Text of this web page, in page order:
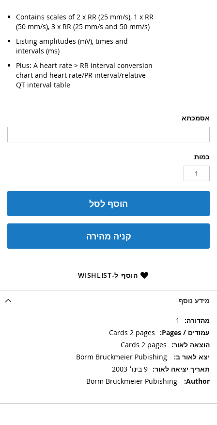
אסמכתא
כמות
הוסף לסל
קניה מהירה
הוסף ל-WISHLIST
Contains scales of 2 x RR (25 mm/s), 1 x RR
(50 mm/s), 3 x RR (25 mm/s and 50 mm/s)
Listing amplitudes (mV), times and
intervals (ms)
Plus: A heart rate > RR interval conversion
chart and heart rate/PR interval/relative
QT interval table
מידע נוסף
מידע
נוסף
1
Cards 2 pages
Cards 2 pages
9 בינו׳ 2003